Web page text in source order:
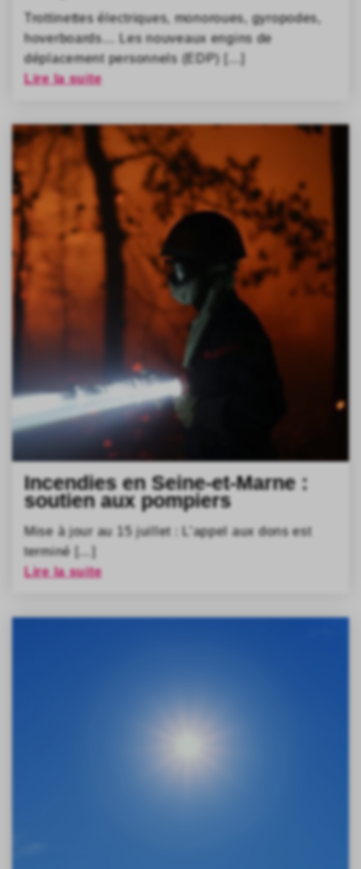
Trottinettes électriques, monoroues, gyropodes,
hoverboards… Les nouveaux engins de
déplacement personnels (EDP) […]
Lire la suite
Incendies en Seine-et-Marne :
soutien aux pompiers
Mise à jour au 15 juillet : L’appel aux dons est
terminé […]
Lire la suite